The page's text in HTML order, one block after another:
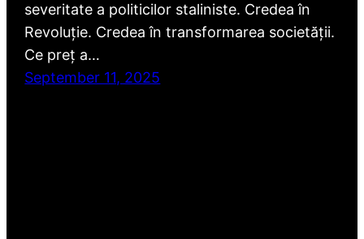
severitate a politicilor staliniste. Credea în
Revoluție. Credea în transformarea societății.
Ce preț a…
September 11, 2025